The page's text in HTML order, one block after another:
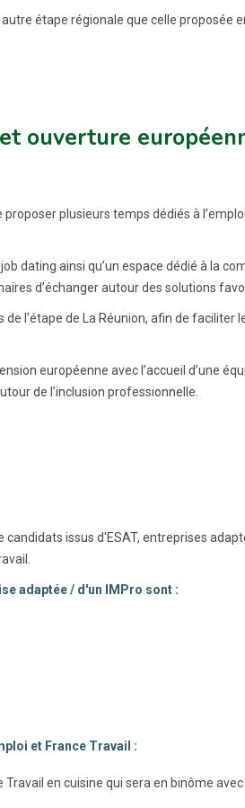
étape régionale que celle proposée
ouverture
plusieurs temps dédiés à
dating ainsi qu’un espace dédié à la
d’échanger autour des solutions
l’étape de La Réunion, afin de
européenne avec l’accueil d’une
de l’inclusion professionnelle.
issus d'ESAT, entreprises
adaptée / d'un IMPro sont :
et France Travail :
Travail en cuisine qui sera en binôme